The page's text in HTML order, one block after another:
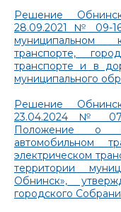
Решение
28.09.2021 № 09-
муниципальном
транспорте,
транспорте и в
муниципального
Решение
23.04.2024 №
Положение о
автомобильном
электрическом
территории
Обнинск»,
городского